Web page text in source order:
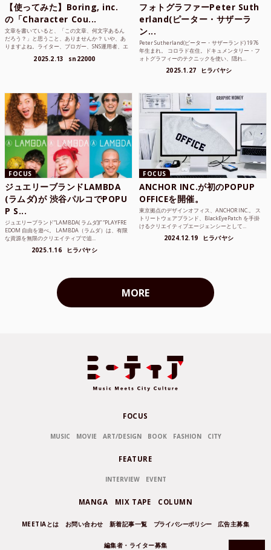
【使ってみた】Boring, inc.
の「Character Cou...
文章を書いていると、「この文章、何文字あるん
だろう？」と思うこと、ありませんか？ いや、あ
りますよね。ライター、ブロガー、SNS運用者、エ
2025.2.13 sn22000
フォトグラファーPeter Suth
erland(ピーター・サザーラ
ン...
Peter Sutherland(ピーター・サザーランド) 1976
年生まれ。 コロラド在住。ドキュメンタリー・フ
ォトグラフィーのテクニックを使い、隠れ...
2025.1.27 ヒラバヤシ
FOCUS
ジュエリーブランドLAMBDA
(ラムダ)が 渋谷パルコでPOPU
P S...
ジュエリーブランド“LAMBDA( ラムダ))” “PLAYFRE
EDOM 自由を遊べ。 LAMBDA（ラムダ）は、有限
な資源を無限のクリエイティブで追...
2025.1.16 ヒラバヤシ
FOCUS
ANCHOR INC.が初のPOPUP
OFFICEを開催。
東京拠点のデザインオフィス、ANCHOR INC.。 ス
トリートウェアブランド、BlackEyePatch を手掛
けるクリエイティブエージェンシーとして...
2024.12.19 ヒラバヤシ
MORE
FOCUS
MUSIC MOVIE ART/DESIGN BOOK FASHION CITY
FEATURE
INTERVIEW EVENT
MANGA MIX TAPE COLUMN
MEETIAとは お問い合わせ 新着記事一覧 プライバシーポリシー 広告主募集
編集者・ライター募集